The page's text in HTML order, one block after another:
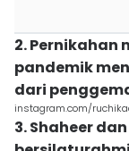
2. Pernikahan
pandemik
dari
instagram.com/
3. Shaheer